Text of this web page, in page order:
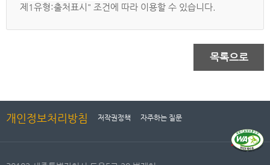
제1유형:출처표시" 조건에 따라 이용할 수 있습니다.
목록으로
개인정보처리방침 저작권정책 자주하는 질문